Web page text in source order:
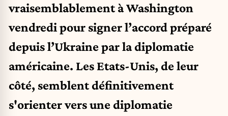
vraisemblablement à Washington
vendredi pour signer l’accord préparé
depuis l’Ukraine par la diplomatie
américaine. Les Etats-Unis, de leur
côté, semblent définitivement
s'orienter vers une diplomatie